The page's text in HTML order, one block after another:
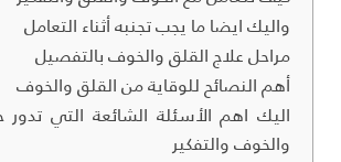
واليك ايضا ما يجب تجنبه أثناء التعامل
مراحل علاج القلق والخوف بالتفصيل
أهم النصائح للوقاية من القلق والخوف
اليك اهم الأسئلة الشائعة التي
والخوف والتفكير